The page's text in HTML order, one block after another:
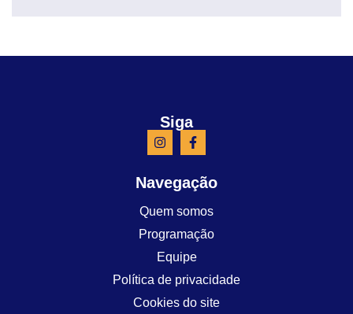
Siga
Navegação
Quem somos
Programação
Equipe
Política de privacidade
Cookies do site